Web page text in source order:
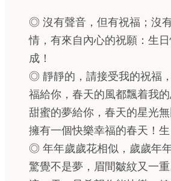
◎ 沒有聲音，但有祝福；沒
情，有來自內心的祝願：生
成！
◎ 靜靜的，請接受我的祝福
福給你，春天的風都飄着我
甜蜜的夢給你，春天的星光
擁有一個快樂幸福的春天！生
◎ 年年歲歲花相似，歲歲年
驚覺不是夢，眉間皺紋又一